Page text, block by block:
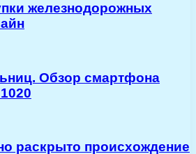
железнодорожных
Обзор смартфона
раскрыто происхождение